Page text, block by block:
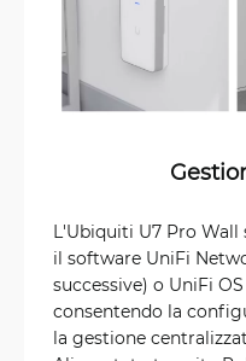
L'Ubiquiti U7 Pro
il software UniFi
successive) o UniFi
consentendo la
la gestione